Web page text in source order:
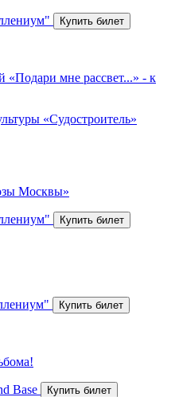
мне рассвет...» - к
«Судостроитель»
Москвы»
Base